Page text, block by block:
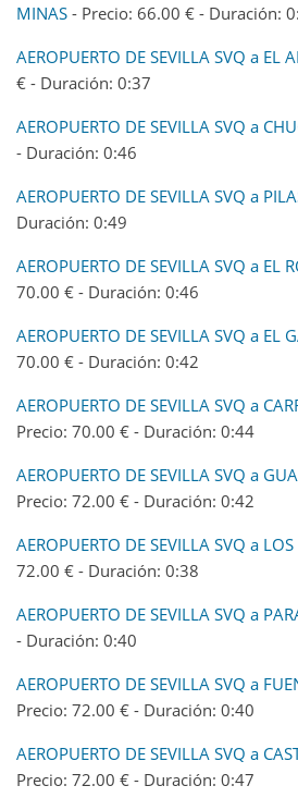
MINAS - Precio: 66.00 € - Duración:
AEROPUERTO DE SEVILLA SVQ a EL
€ - Duración: 0:37
AEROPUERTO DE SEVILLA SVQ a
- Duración: 0:46
AEROPUERTO DE SEVILLA SVQ a
Duración: 0:49
AEROPUERTO DE SEVILLA SVQ a EL
70.00 € - Duración: 0:46
AEROPUERTO DE SEVILLA SVQ a EL
70.00 € - Duración: 0:42
AEROPUERTO DE SEVILLA SVQ a
Precio: 70.00 € - Duración: 0:44
AEROPUERTO DE SEVILLA SVQ a
Precio: 72.00 € - Duración: 0:42
AEROPUERTO DE SEVILLA SVQ a
72.00 € - Duración: 0:38
AEROPUERTO DE SEVILLA SVQ a
- Duración: 0:40
AEROPUERTO DE SEVILLA SVQ a
Precio: 72.00 € - Duración: 0:40
AEROPUERTO DE SEVILLA SVQ a
Precio: 72.00 € - Duración: 0:47